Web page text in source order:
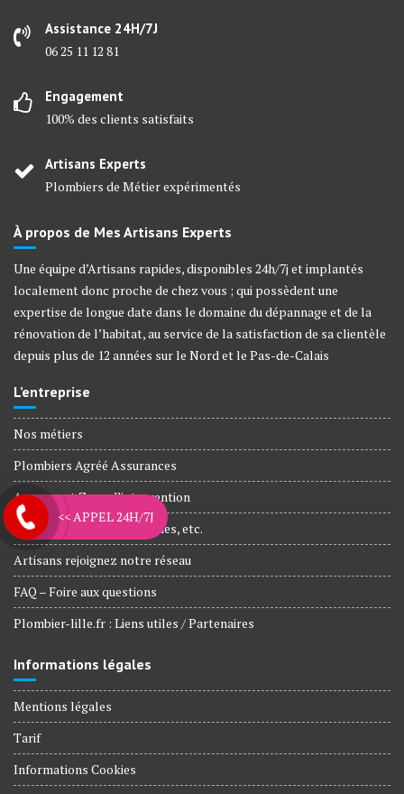
Assistance 24H/7J
06 25 11 12 81
Engagement
100% des clients satisfaits
Artisans Experts
Plombiers de Métier expérimentés
À propos de Mes Artisans Experts
Une équipe d’Artisans rapides, disponibles 24h/7j et implantés
localement donc proche de chez vous ; qui possèdent une
expertise de longue date dans le domaine du dépannage et de la
rénovation de l’habitat, au service de la satisfaction de sa clientèle
depuis plus de 12 années sur le Nord et le Pas-de-Calais
L’entreprise
Nos métiers
Plombiers Agréé Assurances
Agences et Zone d’intervention
Nos engagements, Garanties, etc.
Artisans rejoignez notre réseau
FAQ – Foire aux questions
Plombier-lille.fr : Liens utiles / Partenaires
Informations légales
Mentions légales
Tarif
Informations Cookies
<< APPEL 24H/7J